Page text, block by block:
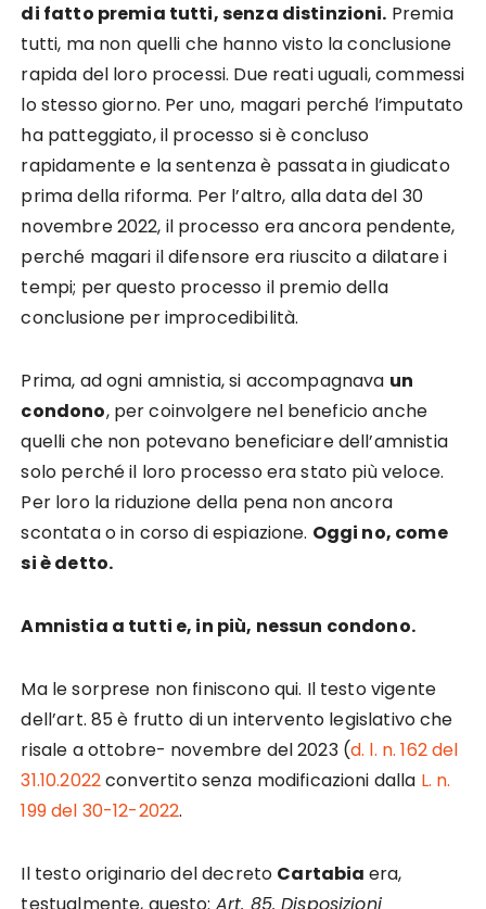
di fatto premia tutti, senza distinzioni. Premia
tutti, ma non quelli che hanno visto la conclusione
rapida del loro processi. Due reati uguali, commessi
lo stesso giorno. Per uno, magari perché l’imputato
ha patteggiato, il processo si è concluso
rapidamente e la sentenza è passata in giudicato
prima della riforma. Per l’altro, alla data del 30
novembre 2022, il processo era ancora pendente,
perché magari il difensore era riuscito a dilatare i
tempi; per questo processo il premio della
conclusione per improcedibilità.
Prima, ad ogni amnistia, si accompagnava un
condono, per coinvolgere nel beneficio anche
quelli che non potevano beneficiare dell’amnistia
solo perché il loro processo era stato più veloce.
Per loro la riduzione della pena non ancora
scontata o in corso di espiazione. Oggi no, come
si è detto.
Amnistia a tutti e, in più, nessun condono.
Ma le sorprese non finiscono qui. Il testo vigente
dell’art. 85 è frutto di un intervento legislativo che
risale a ottobre- novembre del 2023 (d. l. n. 162 del
31.10.2022convertito senza modificazioni dalla L. n.
199 del 30-12-2022.
Il testo originario del decreto Cartabia era,